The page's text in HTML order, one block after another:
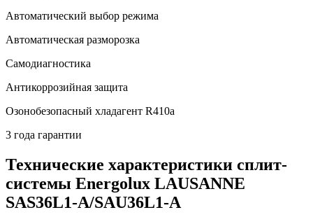
Автоматический выбор режима
Автоматическая разморозка
Самодиагностика
Антикоррозийная защита
Озонобезопасный хладагент R410a
3 года гарантии
Технические характеристики сплит-
системы Energolux LAUSANNE
SAS36L1-A/SAU36L1-A